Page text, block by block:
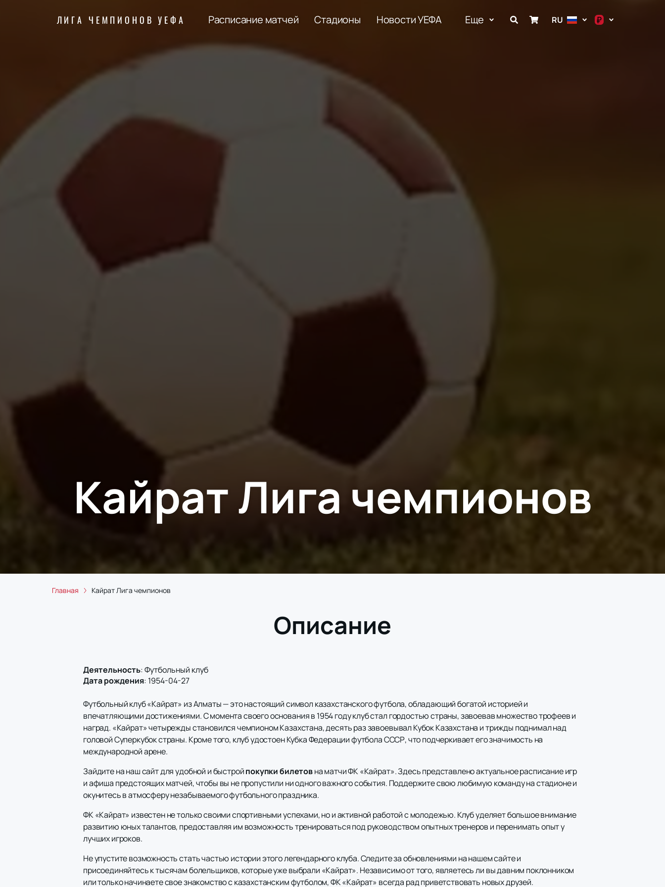
ЛИГА ЧЕМПИОНОВ УЕФА Расписание матчей Стадионы Новости УЕФА Еще RU ₽
Кайрат Лига чемпионов
Главная Кайрат Лига чемпионов
Описание
Деятельность:Футбольный клуб
Дата рождения: 1954-04-27
Футбольный клуб «Кайрат» из Алматы — это настоящий символ казахстанского футбола, обладающий богатой историей и
впечатляющими достижениями. С момента своего основания в 1954 году клуб стал гордостью страны, завоевав множество трофеев и
наград. «Кайрат» четырежды становился чемпионом Казахстана, десять раз завоевывал Кубок Казахстана и трижды поднимал над
головой Суперкубок страны. Кроме того, клуб удостоен Кубка Федерации футбола СССР, что подчеркивает его значимость на
международной арене.
Зайдите на наш сайт для удобной и быстройпокупки билетовна матчи ФК «Кайрат». Здесь представлено актуальное расписание игр
и афиша предстоящих матчей, чтобы вы не пропустили ни одного важного события. Поддержите свою любимую команду на стадионе и
окунитесь в атмосферу незабываемого футбольного праздника.
ФК «Кайрат» известен не только своими спортивными успехами, но и активной работой с молодежью. Клуб уделяет большое внимание
развитию юных талантов, предоставляя им возможность тренироваться под руководством опытных тренеров и перенимать опыт у
лучших игроков.
Не упустите возможность стать частью истории этого легендарного клуба. Следите за обновлениями на нашем сайте и
присоединяйтесь к тысячам болельщиков, которые уже выбрали «Кайрат». Независимо от того, являетесь ли вы давним поклонником
или только начинаете свое знакомство с казахстанским футболом, ФК «Кайрат» всегда рад приветствовать новых друзей.